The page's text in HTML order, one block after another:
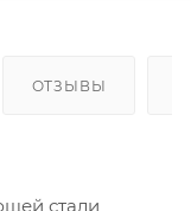
ОТЗЫВЫ
стали